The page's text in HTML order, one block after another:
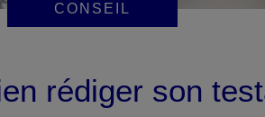
CONSEIL
rédiger son